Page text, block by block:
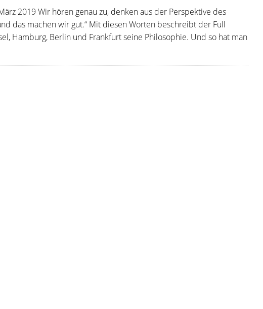
2019 Wir hören genau zu, denken aus der Perspektive des
das machen wir gut.“ Mit diesen Worten beschreibt der Full
Hamburg, Berlin und Frankfurt seine Philosophie. Und so hat man